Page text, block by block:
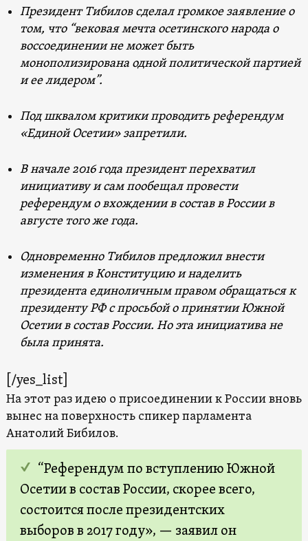
Президент Тибилов сделал громкое заявление о
том, что “вековая мечта осетинского народа о
воссоединении не может быть
монополизирована одной политической партией
и ее лидером”.
Под шквалом критики проводить референдум
«Единой Осетии» запретили.
В начале 2016 года президент перехватил
инициативу и сам пообещал провести
референдум о вхождении в состав в России в
августе того же года.
Одновременно Тибилов предложил внести
изменения в Конституцию и наделить
президента единоличным правом обращаться к
президенту РФ с просьбой о принятии Южной
Осетии в состав России. Но эта инициатива не
была принята.
[/yes_list]
На этот раз идею о присоединении к России вновь
вынес на поверхность спикер парламента
Анатолий Бибилов.
“Референдум по вступлению Южной
Осетии в состав России, скорее всего,
состоится после президентских
выборов в 2017 году», — заявил он